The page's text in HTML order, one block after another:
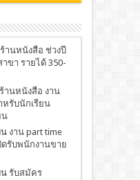
านหนังสือ ช่วงปี
ขา รายได้ 350-
านหนังสือ งาน
หรับนักเรียน
น
งาน part time
รับพนักงานขาย
รับสมัคร